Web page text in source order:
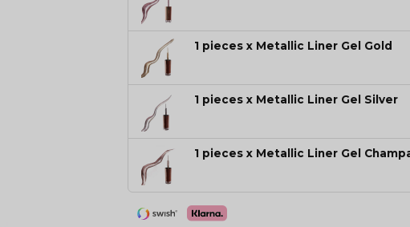
1 pieces x Metallic Liner Gel Gold
1 pieces x Metallic Liner Gel Silver
1 pieces x Metallic Liner Gel